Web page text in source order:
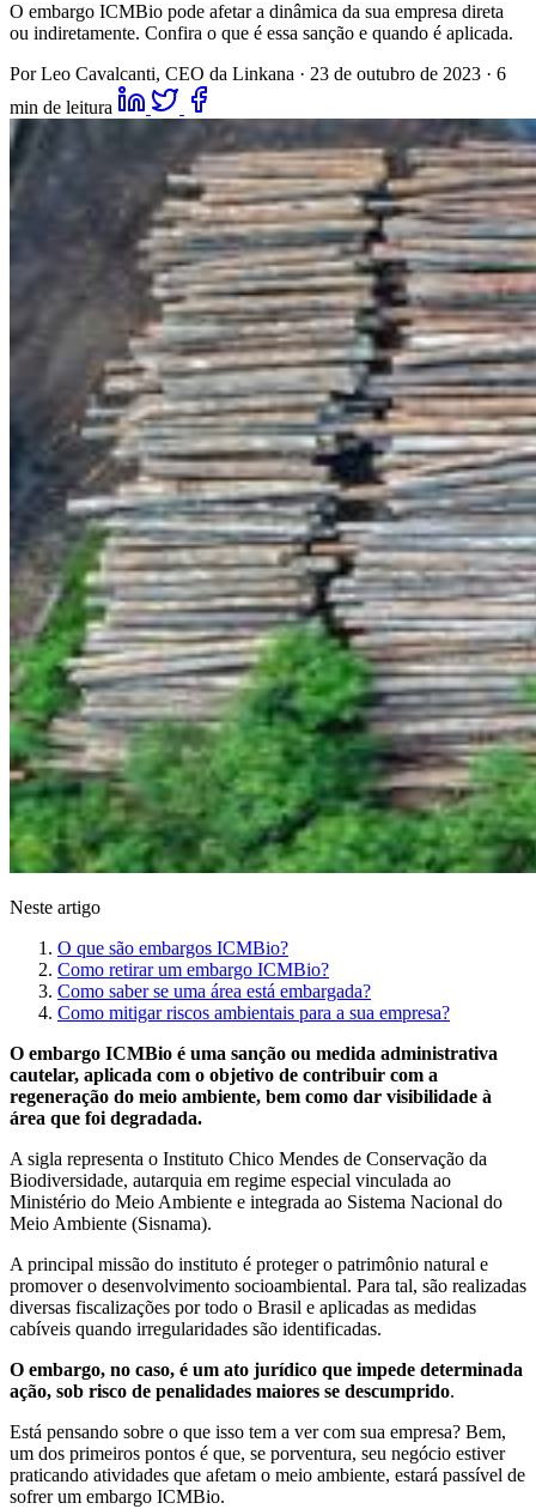
O embargo ICMBio pode afetar a dinâmica da sua empresa direta
ou indiretamente. Confira o que é essa sanção e quando é aplicada.
Por Leo Cavalcanti, CEO da Linkana · 23 de outubro de 2023 · 6
min de leitura
Neste artigo
O que são embargos ICMBio?
Como retirar um embargo ICMBio?
Como saber se uma área está embargada?
Como mitigar riscos ambientais para a sua empresa?
O embargo ICMBio é uma sanção ou medida administrativa
cautelar, aplicada com o objetivo de contribuir com a
regeneração do meio ambiente, bem como dar visibilidade à
área que foi degradada.
A sigla representa o Instituto Chico Mendes de Conservação da
Biodiversidade, autarquia em regime especial vinculada ao
Ministério do Meio Ambiente e integrada ao Sistema Nacional do
Meio Ambiente (Sisnama).
A principal missão do instituto é proteger o patrimônio natural e
promover o desenvolvimento socioambiental. Para tal, são realizadas
diversas fiscalizações por todo o Brasil e aplicadas as medidas
cabíveis quando irregularidades são identificadas.
O embargo, no caso, é um ato jurídico que impede determinada
ação, sob risco de penalidades maiores se descumprido.
Está pensando sobre o que isso tem a ver com sua empresa? Bem,
um dos primeiros pontos é que, se porventura, seu negócio estiver
praticando atividades que afetam o meio ambiente, estará passível de
sofrer um embargo ICMBio.